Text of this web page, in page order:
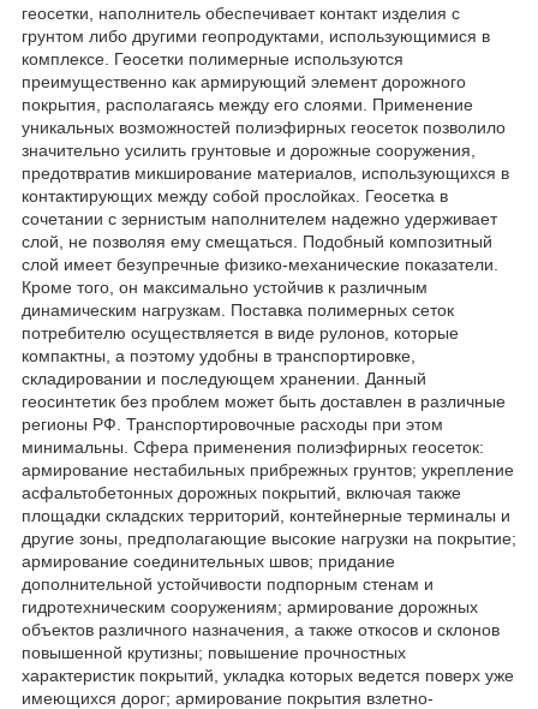
геосетки, наполнитель обеспечивает контакт изделия с
грунтом либо другими геопродуктами, использующимися в
комплексе. Геосетки полимерные используются
преимущественно как армирующий элемент дорожного
покрытия, располагаясь между его слоями. Применение
уникальных возможностей полиэфирных геосеток позволило
значительно усилить грунтовые и дорожные сооружения,
предотвратив микширование материалов, использующихся в
контактирующих между собой прослойках. Геосетка в
сочетании с зернистым наполнителем надежно удерживает
слой, не позволяя ему смещаться. Подобный композитный
слой имеет безупречные физико-механические показатели.
Кроме того, он максимально устойчив к различным
динамическим нагрузкам. Поставка полимерных сеток
потребителю осуществляется в виде рулонов, которые
компактны, а поэтому удобны в транспортировке,
складировании и последующем хранении. Данный
геосинтетик без проблем может быть доставлен в различные
регионы РФ. Транспортировочные расходы при этом
минимальны. Сфера применения полиэфирных геосеток:
армирование нестабильных прибрежных грунтов; укрепление
асфальтобетонных дорожных покрытий, включая также
площадки складских территорий, контейнерные терминалы и
другие зоны, предполагающие высокие нагрузки на покрытие;
армирование соединительных швов; придание
дополнительной устойчивости подпорным стенам и
гидротехническим сооружениям; армирование дорожных
объектов различного назначения, а также откосов и склонов
повышенной крутизны; повышение прочностных
характеристик покрытий, укладка которых ведется поверх уже
имеющихся дорог; армирование покрытия взлетно-